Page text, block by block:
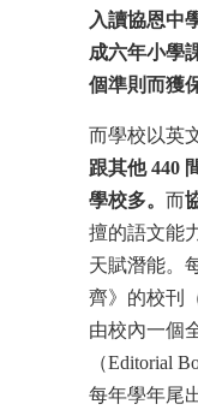
入讀協恩中
成六年小學
個準則而獲
而學校以英
跟其他440
學校多。 而
擅的語文能
天賦潛能。
齊》的校刊
由校內一個
（Editorial
每年學年尾